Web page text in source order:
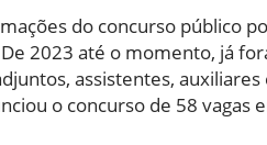
do concurso público
2023 até o momento, já
assistentes,
o concurso de 58 vagas